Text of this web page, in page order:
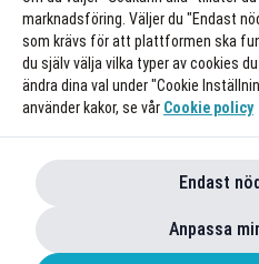
marknadsföring. Väljer du "Endast
som krävs för att plattformen ska
du själv välja vilka typer av cookies
ändra dina val under "Cookie
använder kakor, se vår Cookie policy
Endast
Anpassa